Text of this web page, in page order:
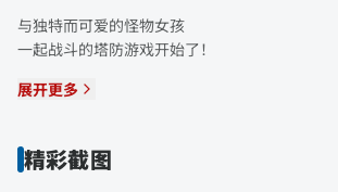
与独特而可爱的怪物女孩
一起战斗的塔防游戏开始了！
展开更多
精彩截图